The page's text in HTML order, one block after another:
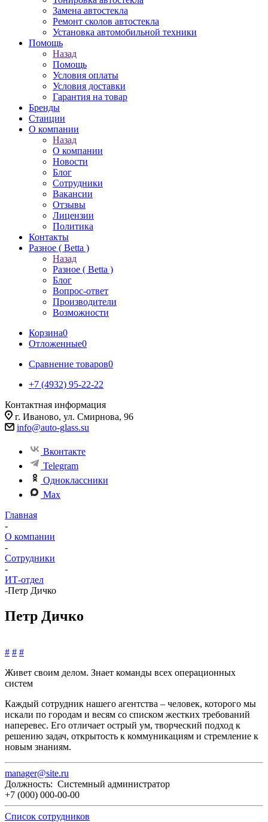
Замена автостекла
Ремонт сколов автостекла
Установка автомобильной техники
Помощь
Назад
Помощь
Условия оплаты
Условия доставки
Гарантия на товар
Бренды
Станции
О компании
Назад
О компании
Новости
Блог
Сотрудники
Вакансии
Отзывы
Лицензии
Политика
Контакты
Разное ( Betta )
Назад
Разное ( Betta )
Блог
Вопрос-ответ
Производители
Возможности
Корзина0
Отложенные0
Сравнение товаров0
+7 (4932) 95-22-22
Контактная информация
г. Иваново, ул. Смирнова, 96
info@auto-glass.su
Вконтакте
Telegram
Одноклассники
Max
Главная
-
О компании
-
Сотрудники
-
ИТ-отдел
-Петр Дичко
Петр Дичко
# # #
Живет своим делом. Знает команды всех операционных
систем
Каждый сотрудник нашего агентства – человек, которого мы
искали по городам и весям со списком жестких требований
наперевес. Его отличает острый ум, творческий подход к
решению задач, открытость к коммуникациям и стремление к
новым знаниям.
manager@site.ru
Должность: Системный администратор
+7 (000) 000-00-00
Список сотрудников